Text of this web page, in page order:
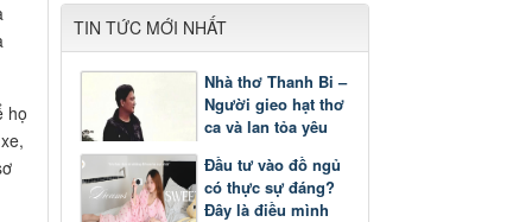
họ
TIN TỨC MỚI NHẤT
Nhà thơ Thanh Bi –
Người gieo hạt thơ
ca và lan tỏa yêu
Đầu tư vào đồ ngủ
có thực sự đáng?
Đây là điều mình